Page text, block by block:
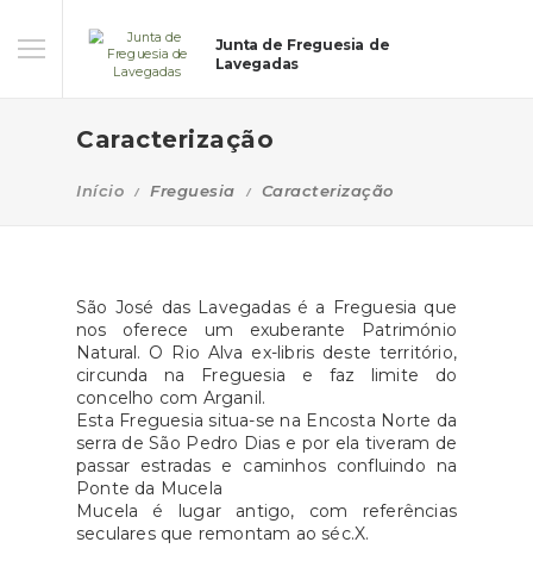
Junta de Freguesia de
Lavegadas
Caracterização
Início Freguesia Caracterização
São José das Lavegadas é a Freguesia que
nos oferece um exuberante Património
Natural. O Rio Alva ex-libris deste território,
circunda na Freguesia e faz limite do
concelho com Arganil.
Esta Freguesia situa-se na Encosta Norte da
serra de São Pedro Dias e por ela tiveram de
passar estradas e caminhos confluindo na
Ponte da Mucela
Mucela é lugar antigo, com referências
seculares que remontam ao séc.X.